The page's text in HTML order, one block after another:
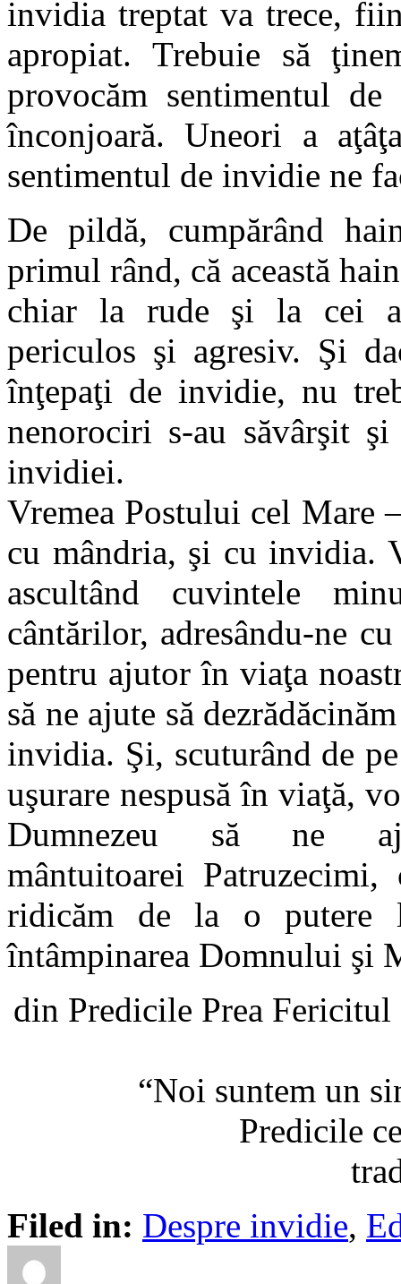
invidia treptat va trece,
apropiat. Trebuie să
provocăm sentimentul
înconjoară. Uneori a
sentimentul de invidie ne
De pildă, cumpărând
primul rând, că această
chiar la rude şi la cei
periculos şi agresiv. Şi
înţepaţi de invidie, nu
nenorociri s-au săvârşit
invidiei.
Vremea Postului cel
cu mândria, şi cu invidia.
ascultând cuvintele
cântărilor, adresându-ne
pentru ajutor în viaţa
să ne ajute să
invidia. Şi, scuturând de
uşurare nespusă în viaţă,
Dumnezeu să ne
mântuitoarei
ridicăm de la o putere
întâmpinarea Domnului şi
din Predicile Prea
“Noi suntem un
Predicile
Filed in: Despre invidie,